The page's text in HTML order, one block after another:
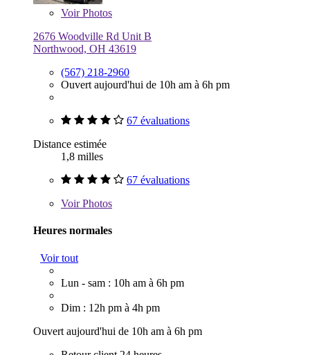
VoirPhotos
2676 Woodville Rd Unit B
Northwood, OH 43619
(567) 218-2960
Ouvert aujourd'hui de 10h am à 6h pm
67 évaluations
Distance estimée
1,8 milles
67 évaluations
VoirPhotos
Heures normales
Voir tout
Lun - sam : 10h am à 6h pm
Dim : 12h pm à 4h pm
Ouvert aujourd'hui de 10h am à 6h pm